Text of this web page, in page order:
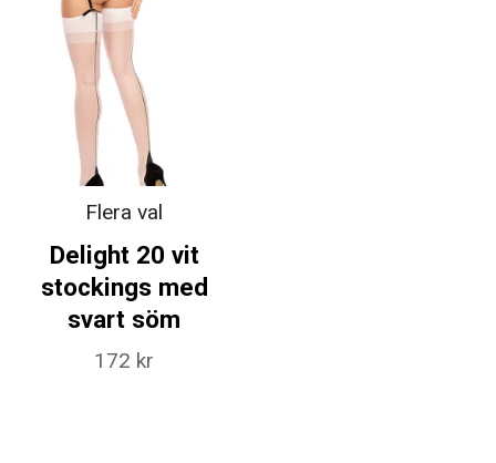
Flera val
Delight 20 vit
stockings med
svart söm
172 kr